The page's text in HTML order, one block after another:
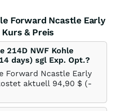
Forward Ncastle Early
& Preis
214D NWF Kohle
days) sgl Exp. Opt.?
Forward Ncastle Early
aktuell 94,90 $ (-